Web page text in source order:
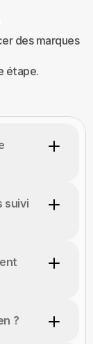
des marques
étape.
suivi
?